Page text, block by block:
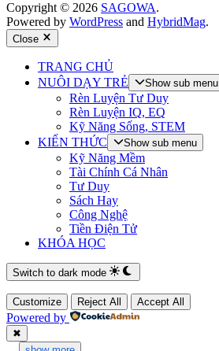
Copyright © 2026 SAGOWA.
Powered by WordPress and HybridMag.
Close
TRANG CHỦ
NUÔI DẠY TRẺ
Show sub menu
Rèn Luyện Tư Duy
Rèn Luyện IQ, EQ
Kỹ Năng Sống, STEM
KIẾN THỨC
Show sub menu
Kỹ Năng Mềm
Tài Chính Cá Nhân
Tư Duy
Sách Hay
Công Nghệ
Tiền Điện Tử
KHÓA HỌC
Switch to dark mode
Customize Reject All Accept All
Powered by
✖